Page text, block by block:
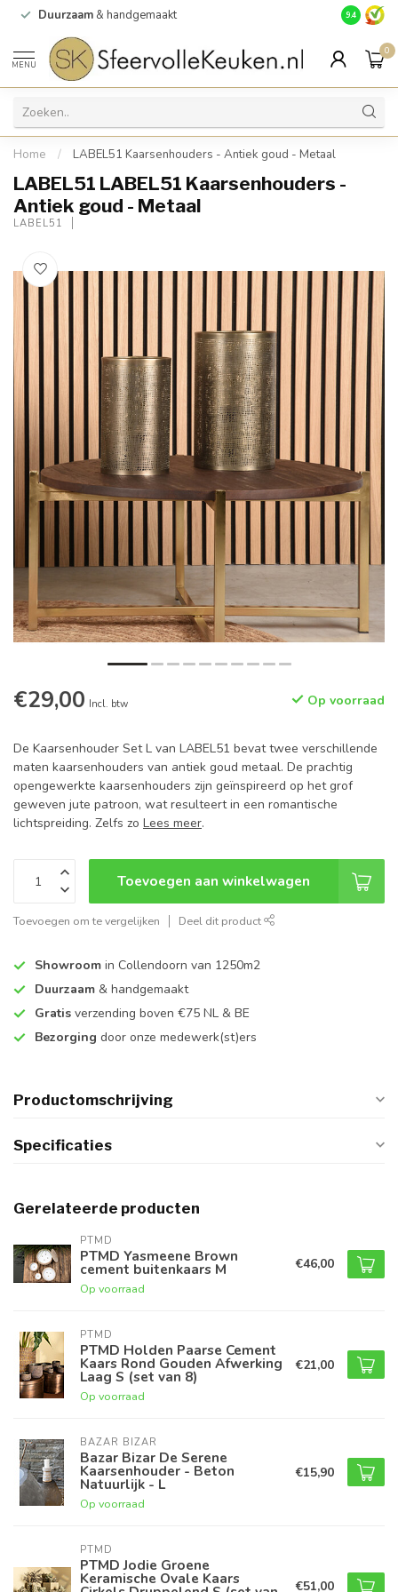
Duurzaam & handgemaakt Gratis
9.4
MENU
0
Home / LABEL51 Kaarsenhouders - Antiek goud - Metaal
LABEL51 LABEL51 Kaarsenhouders -
Antiek goud - Metaal
LABEL51
€29,00 Incl. btw Op voorraad
De Kaarsenhouder Set L van LABEL51 bevat twee verschillende
maten kaarsenhouders van antiek goud metaal. De prachtig
opengewerkte kaarsenhouders zijn geïnspireerd op het grof
geweven jute patroon, wat resulteert in een romantische
lichtspreiding. Zelfs zo Lees meer.
Toevoegen aan winkelwagen
Toevoegen om te vergelijken Deel dit product
Showroom in Collendoorn van 1250m2
Duurzaam & handgemaakt
Gratis verzending boven €75 NL & BE
Bezorging door onze medewerk(st)ers
Productomschrijving
Specificaties
Gerelateerde producten
PTMD
PTMD Yasmeene Brown
cement buitenkaars M
Op voorraad
€46,00
PTMD
PTMD Holden Paarse Cement
Kaars Rond Gouden Afwerking
Laag S (set van 8)
Op voorraad
€21,00
BAZAR BIZAR
Bazar Bizar De Serene
Kaarsenhouder - Beton
Natuurlijk - L
Op voorraad
€15,90
PTMD
PTMD Jodie Groene
Keramische Ovale Kaars €51,00